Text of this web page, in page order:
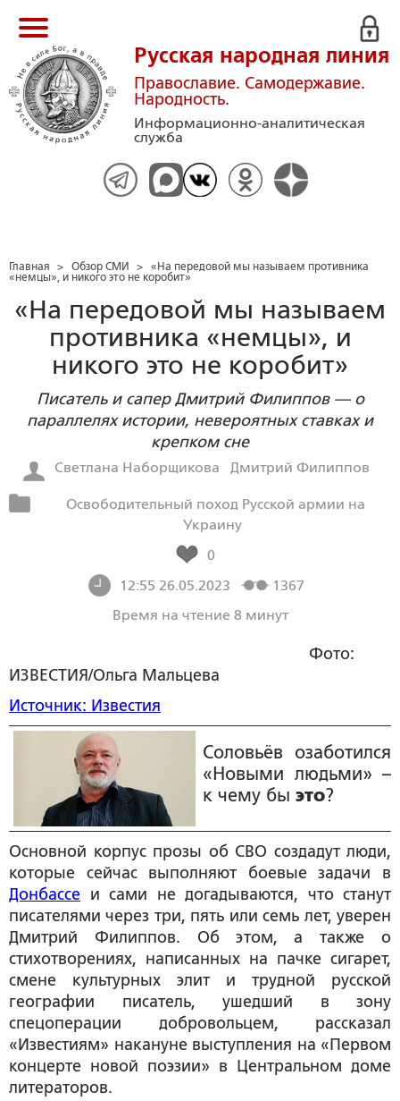
Русская народная линия
Православие. Самодержавие.
Народность.
Информационно-аналитическая
служба
Главная > Обзор СМИ > «На передовой мы называем противника
«немцы», и никого это не коробит»
«На передовой мы называем
противника «немцы», и
никого это не коробит»
Писатель и сапер Дмитрий Филиппов — о
параллелях истории, невероятных ставках и
крепком сне
Светлана Наборщикова Дмитрий Филиппов
Освободительный поход Русской армии на
Украину
0
12:55 26.05.2023
1367
Время на чтение 8 минут
Фото:
ИЗВЕСТИЯ/Ольга Мальцева
Источник: Известия
Соловьёв озаботился
«Новыми людьми» –
к чему бы это?
Основной корпус прозы об СВО создадут люди,
которые сейчас выполняют боевые задачи в
Донбассе и сами не догадываются, что станут
писателями через три, пять или семь лет, уверен
Дмитрий Филиппов. Об этом, а также о
стихотворениях, написанных на пачке сигарет,
смене культурных элит и трудной русской
географии писатель, ушедший в зону
спецоперации добровольцем, рассказал
«Известиям» накануне выступления на «Первом
концерте новой поэзии» в Центральном доме
литераторов.